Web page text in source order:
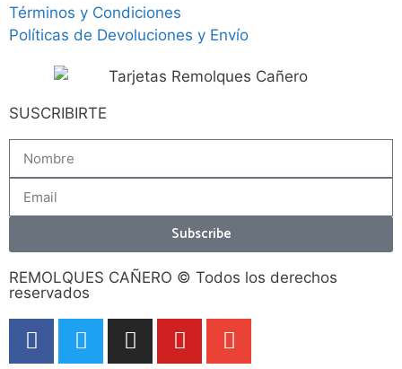
Términos y Condiciones
Políticas de Devoluciones y Envío
SUSCRIBIRTE
Subscribe
REMOLQUES CAÑERO © Todos los derechos
reservados